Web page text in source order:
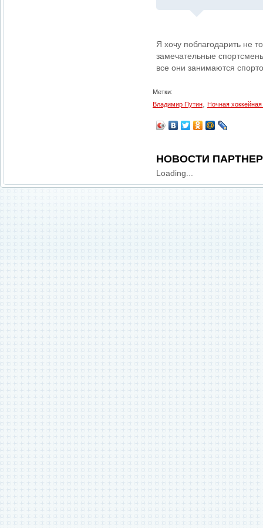
Я хочу поблагодарить не
замечательные
все они занимаются
Метки:
Владимир Путин
Ночная хоккейная
НОВОСТИ
Loading...